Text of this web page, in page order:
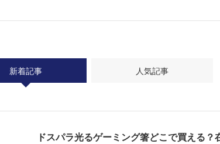
新着記事 人気記事
ドスパラ光るゲーミング箸どこで買える